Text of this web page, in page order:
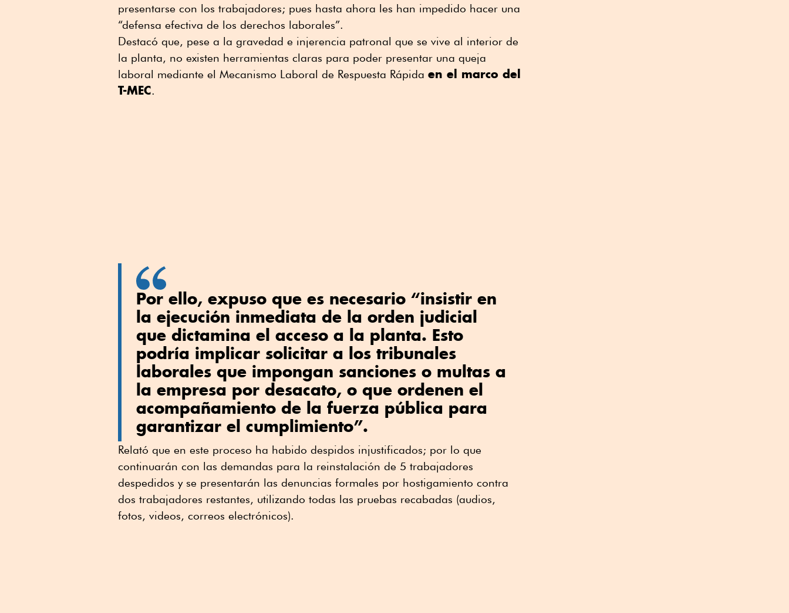
presentarse con los trabajadores; pues hasta ahora les han impedido hacer una
“defensa efectiva de los derechos laborales”.
Destacó que, pese a la gravedad e injerencia patronal que se vive al interior de
la planta, no existen herramientas claras para poder presentar una queja
laboral mediante el Mecanismo Laboral de Respuesta Rápida en el marco del
T-MEC.
Por ello, expuso que es necesario “insistir en
la ejecución inmediata de la orden judicial
que dictamina el acceso a la planta. Esto
podría implicar solicitar a los tribunales
laborales que impongan sanciones o multas a
la empresa por desacato, o que ordenen el
acompañamiento de la fuerza pública para
garantizar el cumplimiento”.
Relató que en este proceso ha habido despidos injustificados; por lo que
continuarán con las demandas para la reinstalación de 5 trabajadores
despedidos y se presentarán las denuncias formales por hostigamiento contra
dos trabajadores restantes, utilizando todas las pruebas recabadas (audios,
fotos, videos, correos electrónicos).